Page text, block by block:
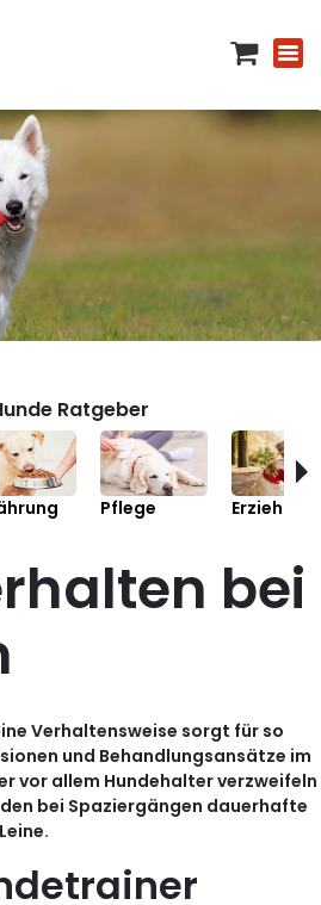
Ratgeber
Pflege Erziehung
bei
Verhaltensweise sorgt für so
und Behandlungsansätze im
vor allem Hundehalter verzweifeln
bei Spaziergängen dauerhafte